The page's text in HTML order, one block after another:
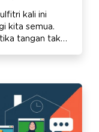
kali ini
kita semua.
tangan tak
langsung,
berbisik
kita, namun
dan